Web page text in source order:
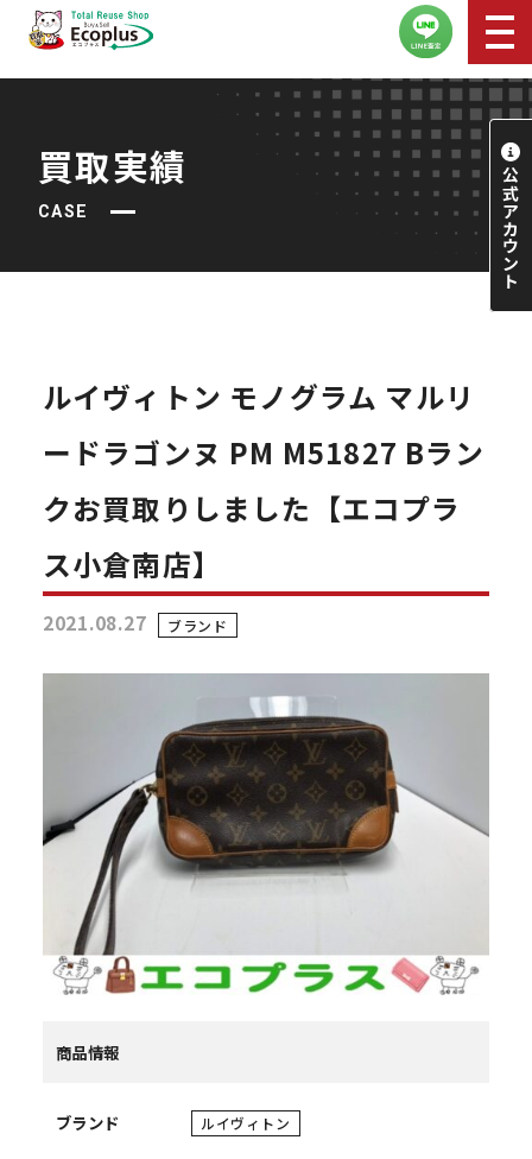
買取実績
CASE
ルイヴィトン モノグラム マルリ
ードラゴンヌ PM M51827 Bラン
クお買取りしました【エコプラ
ス小倉南店】
2021.08.27 ブランド
商品情報
ブランド ルイヴィトン